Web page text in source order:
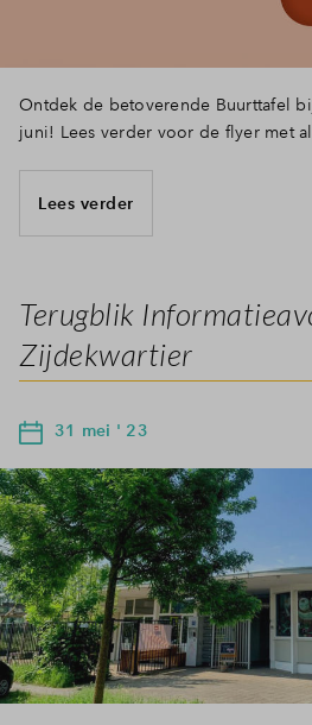
Ontdek de betoverende Buurttafel
juni! Lees verder voor de flyer met
Lees verder
Terugblik
Zijdekwartier
31 mei ' 23